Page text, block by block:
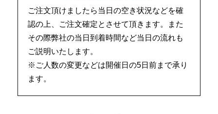
ご注文頂けましたら当日の空き状況などを確
認の上、ご注文確定とさせて頂きます。また
その際弊社の当日到着時間など当日の流れも
ご説明いたします。
※ご人数の変更などは開催日の5日前まで承り
ます。